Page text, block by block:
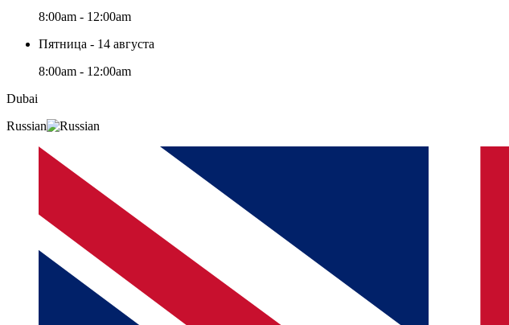
8:00am - 12:00am
Пятница - 14 августа
8:00am - 12:00am
Dubai
Russian